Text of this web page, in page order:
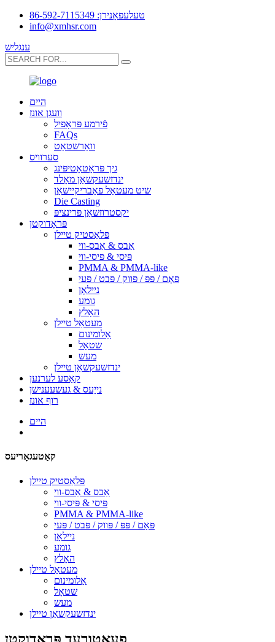
טעלעפאָנירן: 86-592-7115349
info@xmhsr.com
ענגליש
היים
וועגן אונז
פֿירמע פּראָפיל
FAQs
וואַרשטאַט
סערוויס
גיך פּראָטאָטיפּינג
ינדזשעקשאַן מאָלד
שיט מעטאַל פאַבריקיישאַן
Die Casting
יקסטרוזשאַן פּרינציפּ
פּראָדוקטן
פּלאַסטיק טיילן
אַבס & אַבס-ווי
פּיסי & פּיסי-ווי
PMMA & PMMA-like
פּאָם / פּפּ / פּווק / פּבט / פּעי
ניילאָן
גומע
האָלץ
מעטאַל טיילן
אַלומינום
שטאָל
מעש
ינדזשעקשאַן טיילן
קאַסע לערנען
נייַעס & געשעענישן
רוף אונז
היים
קאַטעגאָריעס
פּלאַסטיק טיילן
אַבס & אַבס-ווי
פּיסי & פּיסי-ווי
PMMA & PMMA-like
פּאָם / פּפּ / פּווק / פּבט / פּעי
ניילאָן
גומע
האָלץ
מעטאַל טיילן
אַלומינום
שטאָל
מעש
ינדזשעקשאַן טיילן